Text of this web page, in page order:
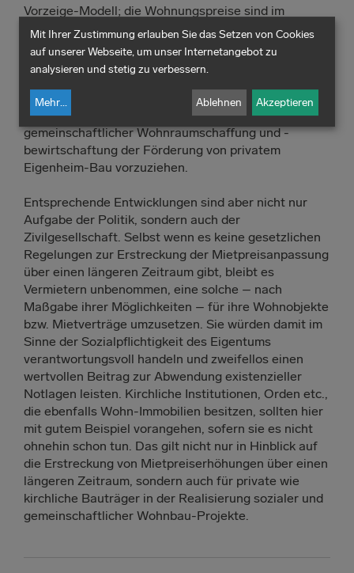
Vorzeige-Modell; die Wohnungspreise sind im
direkten Vergleich mit an Größe, Lebensqualität,
Bevölkerungsstruktur etc. vergleichbaren Städten
immer noch niedrig. Auch im Interesse der Klima- und
Umweltgerechtigkeit (Stichwort Bodenverbrauch,
klimaneutrales und ressourcenschonendes Bauen,
Infrastruktur etc.) ist die Förderung
gemeinschaftlicher Wohnraumschaffung und -
bewirtschaftung der Förderung von privatem
Eigenheim-Bau vorzuziehen.
Entsprechende Entwicklungen sind aber nicht nur
Aufgabe der Politik, sondern auch der
Zivilgesellschaft. Selbst wenn es keine gesetzlichen
Regelungen zur Erstreckung der Mietpreisanpassung
über einen längeren Zeitraum gibt, bleibt es
Vermietern unbenommen, eine solche – nach
Maßgabe ihrer Möglichkeiten – für ihre Wohnobjekte
bzw. Mietverträge umzusetzen. Sie würden damit im
Sinne der Sozialpflichtigkeit des Eigentums
verantwortungsvoll handeln und zweifellos einen
wertvollen Beitrag zur Abwendung existenzieller
Notlagen leisten. Kirchliche Institutionen, Orden etc.,
die ebenfalls Wohn-Immobilien besitzen, sollten hier
mit gutem Beispiel vorangehen, sofern sie es nicht
ohnehin schon tun. Das gilt nicht nur in Hinblick auf
die Erstreckung von Mietpreiserhöhungen über einen
längeren Zeitraum, sondern auch für private wie
kirchliche Bauträger in der Realisierung sozialer und
gemeinschaftlicher Wohnbau-Projekte.
Mit Ihrer Zustimmung erlauben Sie das Setzen von Cookies
auf unserer Webseite, um unser Internetangebot zu
analysieren und stetig zu verbessern.
Mehr... Ablehnen Akzeptieren